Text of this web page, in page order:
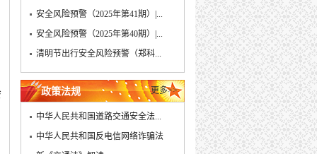
安全风险预警（2025年第41期）|...
安全风险预警（2025年第40期）|...
清明节出行安全风险预警（郑科...
政策法规 更多>>
中华人民共和国道路交通安全法...
中华人民共和国反电信网络诈骗法